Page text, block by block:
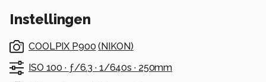
Instellingen
COOLPIX P900 (NIKON)
ISO 100 · ƒ/6.3 · 1/640s · 250mm